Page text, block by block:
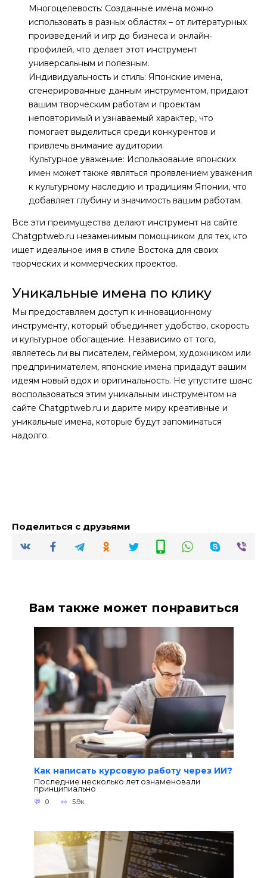
Многоцелевость: Созданные имена можно
использовать в разных областях – от литературных
произведений и игр до бизнеса и онлайн-
профилей, что делает этот инструмент
универсальным и полезным.
Индивидуальность и стиль: Японские имена,
сгенерированные данным инструментом, придают
вашим творческим работам и проектам
неповторимый и узнаваемый характер, что
помогает выделиться среди конкурентов и
привлечь внимание аудитории.
Культурное уважение: Использование японских
имен может также являться проявлением уважения
к культурному наследию и традициям Японии, что
добавляет глубину и значимость вашим работам.
Все эти преимущества делают инструмент на сайте
Chatgptweb.ru незаменимым помощником для тех, кто
ищет идеальное имя в стиле Востока для своих
творческих и коммерческих проектов.
Уникальные имена по клику
Мы предоставляем доступ к инновационному
инструменту, который объединяет удобство, скорость
и культурное обогащение. Независимо от того,
являетесь ли вы писателем, геймером, художником или
предпринимателем, японские имена придадут вашим
идеям новый вдох и оригинальность. Не упустите шанс
воспользоваться этим уникальным инструментом на
сайте Chatgptweb.ru и дарите миру креативные и
уникальные имена, которые будут запоминаться
надолго.
Поделиться с друзьями
Вам также может понравиться
Как написать курсовую работу через ИИ?
Последние несколько лет ознаменовали
принципиально
0 5.9к.